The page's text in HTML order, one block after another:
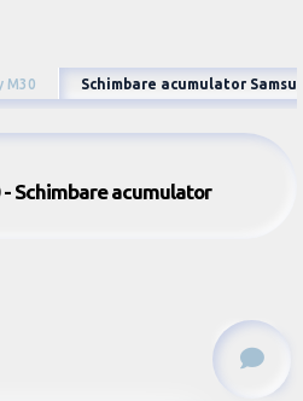
M30 Schimbare acumulator
- Schimbare acumulator